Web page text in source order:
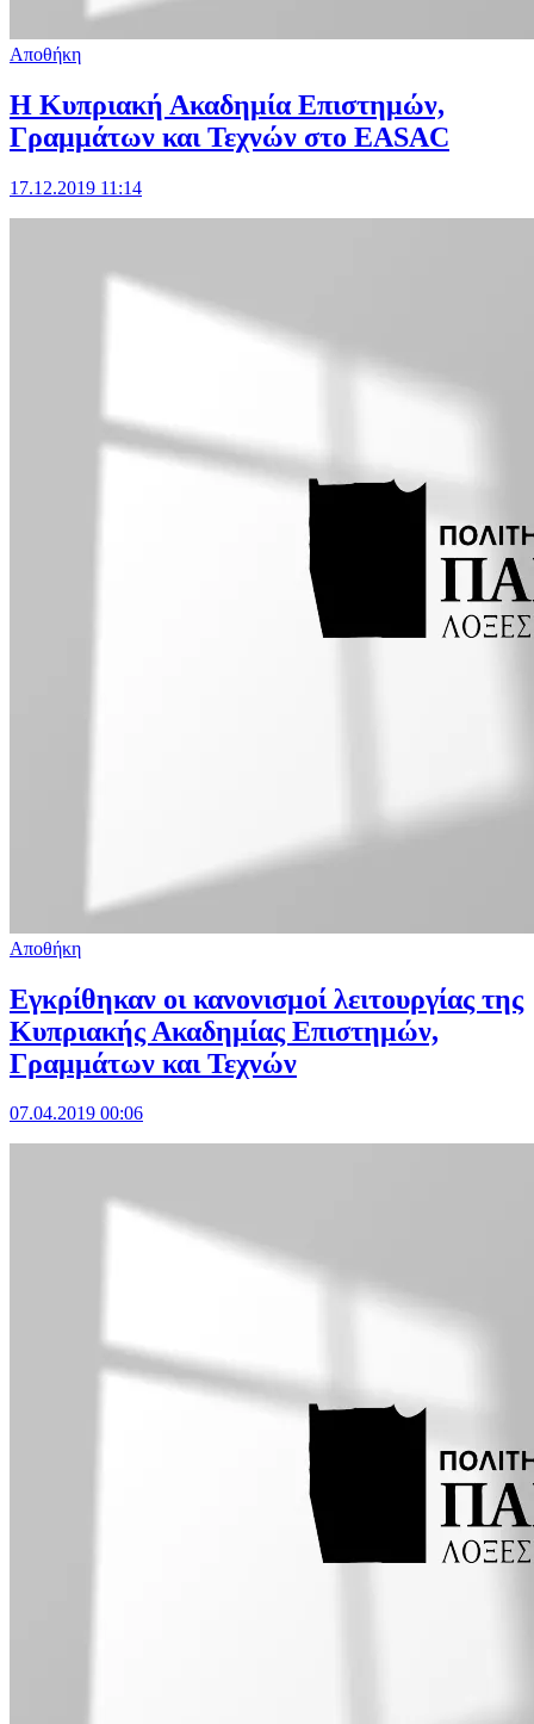
Αποθήκη
Η Κυπριακή Ακαδημία Επιστημών,
Γραμμάτων και Τεχνών στο EASAC
17.12.2019 11:14
Αποθήκη
Εγκρίθηκαν οι κανονισμοί λειτουργίας της
Κυπριακής Ακαδημίας Επιστημών,
Γραμμάτων και Τεχνών
07.04.2019 00:06